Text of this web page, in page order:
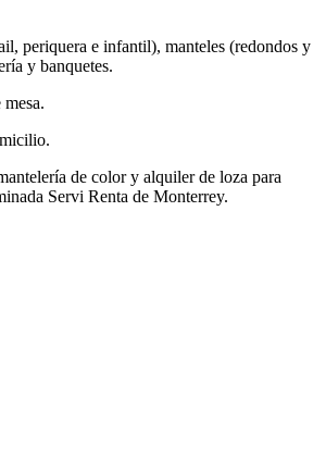
periquera e infantil), manteles (redondos y
y banquetes.
de color y alquiler de loza para
Servi Renta de Monterrey.